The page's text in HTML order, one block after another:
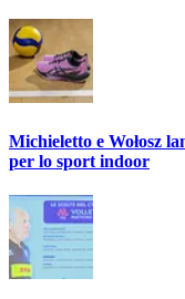
Michieletto e Wołosz
per lo sport indoor